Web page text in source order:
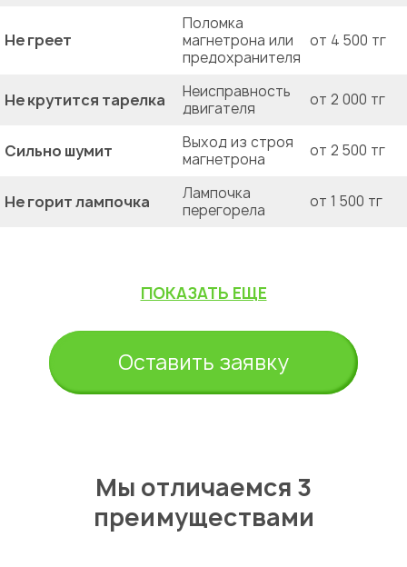
Не греет
Поломка
магнетрона или
предохранителя
от 4 500 тг
Не крутится тарелка
Неисправность
двигателя
от 2 000 тг
Сильно шумит
Выход из строя
магнетрона
от 2 500 тг
Не горит лампочка
Лампочка
перегорела
от 1 500 тг
ПОКАЗАТЬ ЕЩЕ
Оставить заявку
Мы отличаемся 3
преимуществами